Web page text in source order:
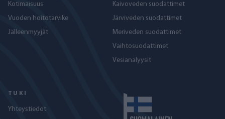
Kotimaisuus
Vuoden hoitotarvike
Jälleenmyyjät
Kaivoveden suodattimet
Järviveden suodattimet
Meriveden suodattimet
Vaihtosuodattimet
Vesianalyysit
TUKI
Yhteystiedot